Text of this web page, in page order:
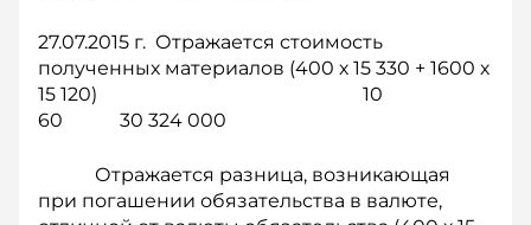
27.07.2015 г. Отражается стоимость
полученных материалов (400 х 15 330 + 1600 х
15 120) 10
60 30 324 000
Отражается разница, возникающая
при погашении обязательства в валюте,